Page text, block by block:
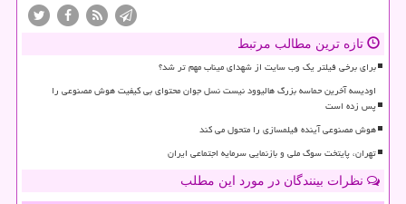
تازه ترین مطالب مرتبط
برای برخی فیلتر یک وب سایت از شهدای میناب مهم تر شد؟
اودیسه آخرین حماسه بزرگ هالیوود نیست نسل جوان محتوای بی کیفیت هوش مصنوعی را
پس زده است
هوش مصنوعی آینده فیلمسازی را متحول می کند
تهران، پایتخت سوگ ملی و بازنمایی سرمایه اجتماعی ایران
نظرات بینندگان در مورد این مطلب